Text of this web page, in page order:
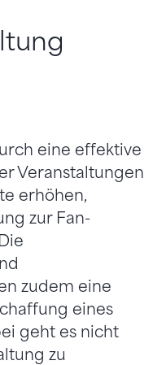
eine effektive
Veranstaltungen
erhöhen,
zur Fan-
zudem eine
eines
geht es nicht
zu